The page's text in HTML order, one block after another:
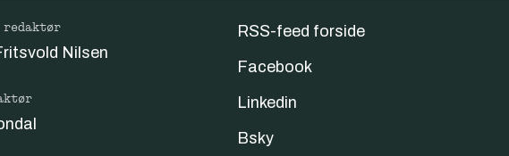
Nilsen
RSS-feed forside
Facebook
Linkedin
Bsky